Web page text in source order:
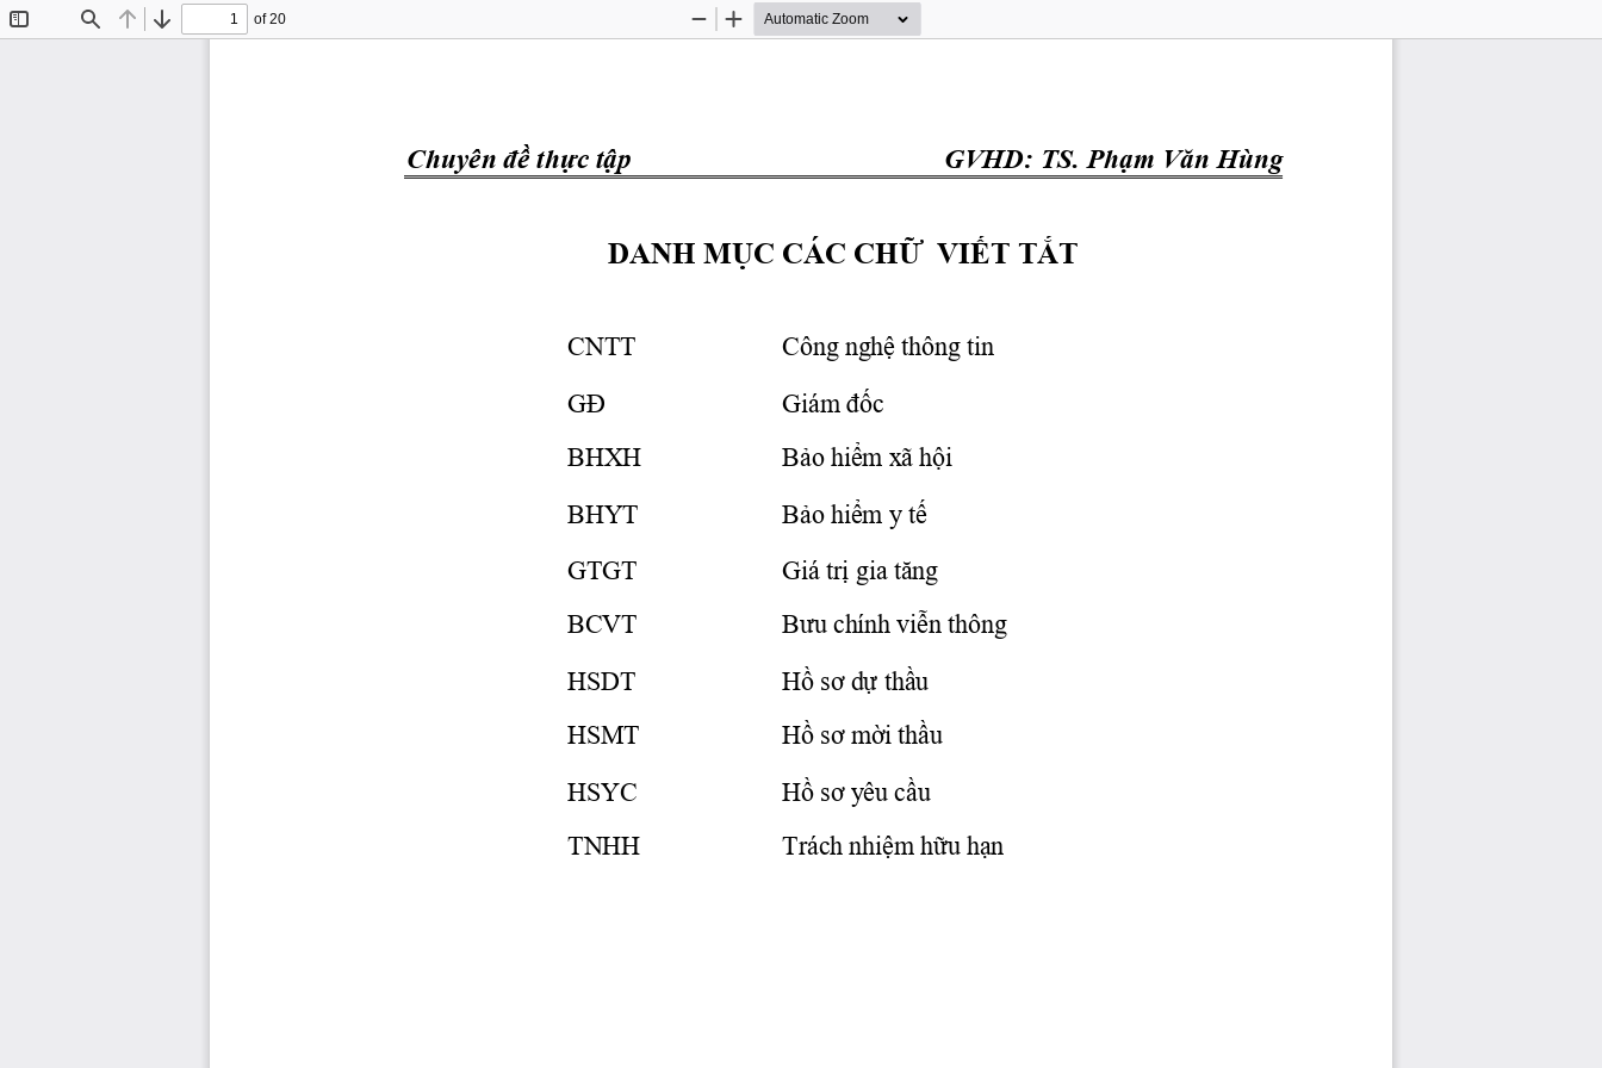
Find Previous
Next
of 20
Zoom
Zoom
Chuyên đề thực tập GVHD: TS. Phạm Văn Hùng
DANH MỤC CÁC CHỮ VIẾT TẮT
CNTT Công nghệ thông tin
GĐ
Giám đốc
BHXH
Bảo hiểm xã hội
BHYT
Bảo hiểm y tế
GTGT
Giá trị gia tăng
BCVT
Bưu chính viễn thông
HSDT
Hồ sơ dự thầu
HSMT
Hồ sơ mời thầu
HSYC
Hồ sơ yêu cầu
TNHH
Trách nhiệm hữu hạn